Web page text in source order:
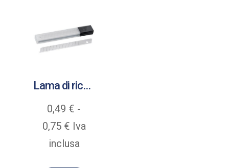
Lama di ricambio
0,49 € -
0,75 €Fascia
di
Iva
inclusa